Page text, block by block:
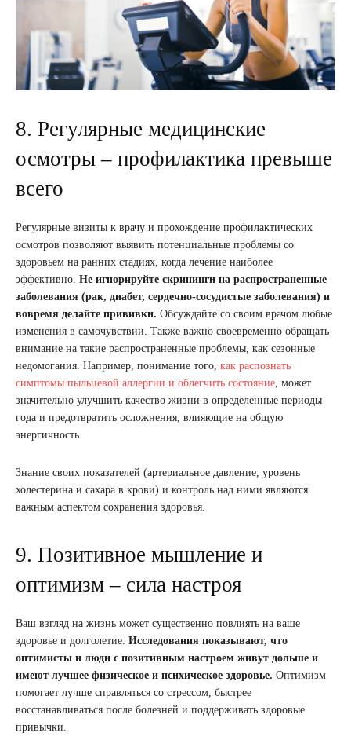
8. Регулярные медицинские
осмотры – профилактика превыше
всего
Регулярные визиты к врачу и прохождение профилактических
осмотров позволяют выявить потенциальные проблемы со
здоровьем на ранних стадиях, когда лечение наиболее
эффективно. Не игнорируйте скрининги на распространенные
заболевания (рак, диабет, сердечно-сосудистые заболевания) и
вовремя делайте прививки. Обсуждайте со своим врачом любые
изменения в самочувствии. Также важно своевременно обращать
внимание на такие распространенные проблемы, как сезонные
недомогания. Например, понимание того, как распознать
симптомы пыльцевой аллергии и облегчить состояние , может
значительно улучшить качество жизни в определенные периоды
года и предотвратить осложнения, влияющие на общую
энергичность.
Знание своих показателей (артериальное давление, уровень
холестерина и сахара в крови) и контроль над ними являются
важным аспектом сохранения здоровья.
9. Позитивное мышление и
оптимизм – сила настроя
Ваш взгляд на жизнь может существенно повлиять на ваше
здоровье и долголетие. Исследования показывают, что
оптимисты и люди с позитивным настроем живут дольше и
имеют лучшее физическое и психическое здоровье. Оптимизм
помогает лучше справляться со стрессом, быстрее
восстанавливаться после болезней и поддерживать здоровые
привычки.